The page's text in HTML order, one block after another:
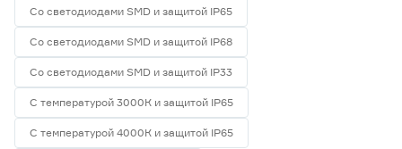
Со светодиодами SMD и защитой IP65
Со светодиодами SMD и защитой IP68
Со светодиодами SMD и защитой IP33
С температурой 3000К и защитой IP65
С температурой 4000К и защитой IP65